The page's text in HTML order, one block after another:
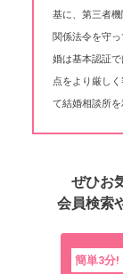
基に、第三者
関係法令を守
婚は基本認証
点をより厳し
て結婚相談所を
ぜひお
会員検索
簡単3分!